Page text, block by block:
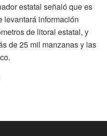
estatal señaló que es
levantará información
de litoral estatal, y
de 25 mil manzanas y las